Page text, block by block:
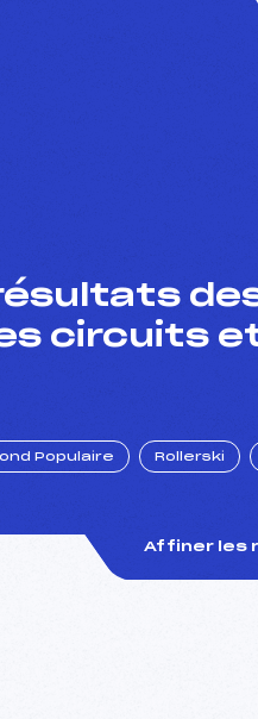
circuits
Populaire Rollerski
Affiner les